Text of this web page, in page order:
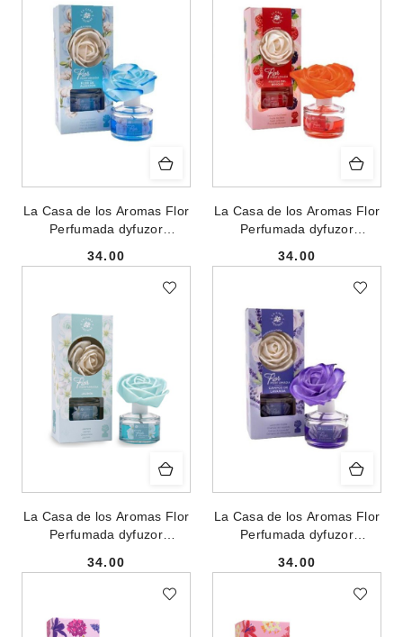
La Casa de los Aromas Flor
Perfumada dyfuzor
Bawełniany Kwiat 65ml
Cena:
34.00
La Casa de los Aromas Flor
Perfumada dyfuzor
Czerwone Owoce 65ml
Cena:
34.00
La Casa de los Aromas Flor
Perfumada dyfuzor
Jaśmin 65ml
Cena:
34.00
La Casa de los Aromas Flor
Perfumada dyfuzor
Lawenda 65ml
Cena:
34.00